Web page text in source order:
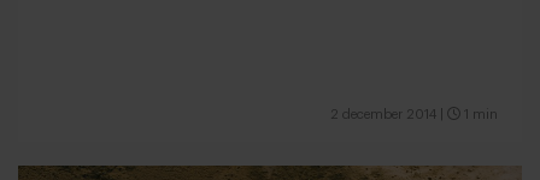
2 december 2014 1 min